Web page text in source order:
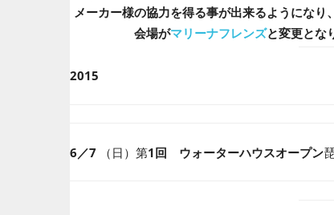
メーカー様の協力を得る事が出来るようにな
会場がマリーナフレンズと変更とな
2015
6／7 （日）第1回 ウォーターハウスオープン